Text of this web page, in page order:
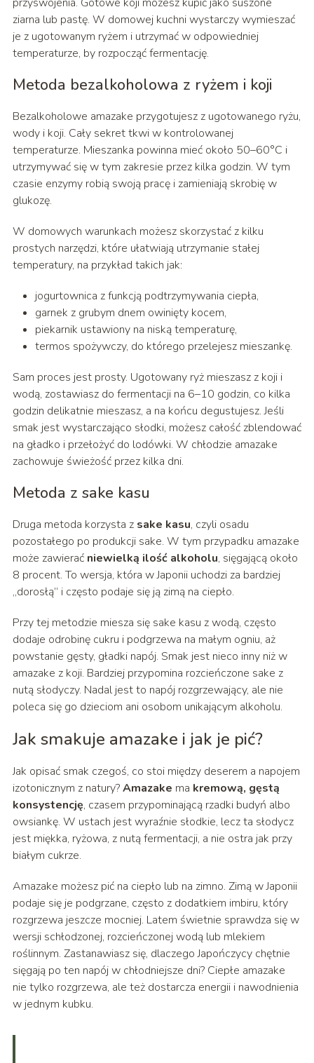
ziarna lub pastę. W domowej kuchni wystarczy wymieszać
je z ugotowanym ryżem i utrzymać w odpowiedniej
temperaturze, by rozpocząć fermentację.
Metoda bezalkoholowa z ryżem i koji
Bezalkoholowe amazake przygotujesz z ugotowanego ryżu,
wody i koji. Cały sekret tkwi w kontrolowanej
temperaturze. Mieszanka powinna mieć około 50–60°C i
utrzymywać się w tym zakresie przez kilka godzin. W tym
czasie enzymy robią swoją pracę i zamieniają skrobię w
glukozę.
W domowych warunkach możesz skorzystać z kilku
prostych narzędzi, które ułatwiają utrzymanie stałej
temperatury, na przykład takich jak:
jogurtownica z funkcją podtrzymywania ciepła,
garnek z grubym dnem owinięty kocem,
piekarnik ustawiony na niską temperaturę,
termos spożywczy, do którego przelejesz mieszankę.
Sam proces jest prosty. Ugotowany ryż mieszasz z koji i
wodą, zostawiasz do fermentacji na 6–10 godzin, co kilka
godzin delikatnie mieszasz, a na końcu degustujesz. Jeśli
smak jest wystarczająco słodki, możesz całość zblendować
na gładko i przełożyć do lodówki. W chłodzie amazake
zachowuje świeżość przez kilka dni.
Metoda z sake kasu
Druga metoda korzysta z sake kasu, czyli osadu
pozostałego po produkcji sake. W tym przypadku amazake
może zawierać niewielką ilość alkoholu, sięgającą około
8 procent. To wersja, która w Japonii uchodzi za bardziej
„dorosłą” i często podaje się ją zimą na ciepło.
Przy tej metodzie miesza się sake kasu z wodą, często
dodaje odrobinę cukru i podgrzewa na małym ogniu, aż
powstanie gęsty, gładki napój. Smak jest nieco inny niż w
amazake z koji. Bardziej przypomina rozcieńczone sake z
nutą słodyczy. Nadal jest to napój rozgrzewający, ale nie
poleca się go dzieciom ani osobom unikającym alkoholu.
Jak smakuje amazake i jak je pić?
Jak opisać smak czegoś, co stoi między deserem a napojem
izotonicznym z natury?Amazake ma kremową, gęstą
konsystencję, czasem przypominającą rzadki budyń albo
owsiankę. W ustach jest wyraźnie słodkie, lecz ta słodycz
jest miękka, ryżowa, z nutą fermentacji, a nie ostra jak przy
białym cukrze.
Amazake możesz pić na ciepło lub na zimno. Zimą w Japonii
podaje się je podgrzane, często z dodatkiem imbiru, który
rozgrzewa jeszcze mocniej. Latem świetnie sprawdza się w
wersji schłodzonej, rozcieńczonej wodą lub mlekiem
roślinnym. Zastanawiasz się, dlaczego Japończycy chętnie
sięgają po ten napój w chłodniejsze dni? Ciepłe amazake
nie tylko rozgrzewa, ale też dostarcza energii i nawodnienia
w jednym kubku.